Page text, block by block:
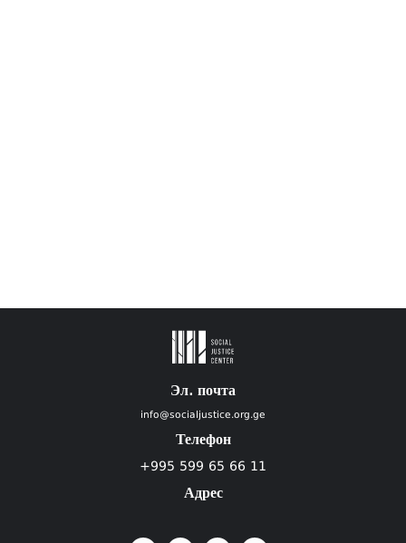
Эл. почта
info@socialjustice.org.ge
Телефон
+995 599 65 66 11
Адрес